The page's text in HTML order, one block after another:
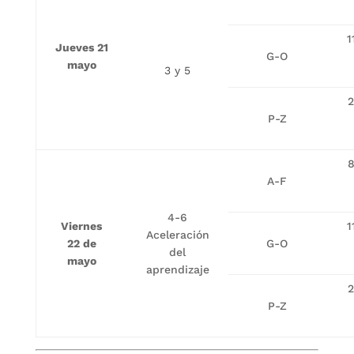
Jueves 21
mayo
3 y 5
G-O
P-Z
Viernes
22 de
mayo
4-6
Aceleración
del
aprendizaje
A-F
G-O
P-Z